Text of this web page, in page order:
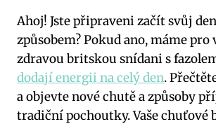
Ahoj! Jste připraveni začít svůj
způsobem? Pokud ano, máme pro
zdravou britskou snídani s
dodají energii na celý den.
a objevte nové chutě a způsoby
tradiční pochoutky. Vaše chuťové